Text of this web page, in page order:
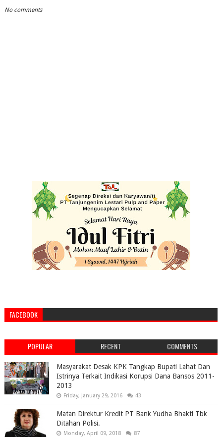
No comments
FACEBOOK
POPULAR RECENT COMMENTS
Masyarakat Desak KPK Tangkap Bupati Lahat Dan
Istrinya Terkait Indikasi Korupsi Dana Bansos 2011-
2013
Friday, January 29, 2016 43
Matan Direktur Kredit PT Bank Yudha Bhakti Tbk
Ditahan Polisi.
Monday, April 09, 2018 87